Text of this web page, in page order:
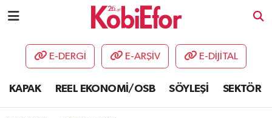
E-DERGİ E-ARŞİV E-DİJİTAL
KAPAK REEL EKONOMİ/OSB SÖYLEŞİ SEKTÖR
AKADEMİ
DESTEK-TEŞVİK